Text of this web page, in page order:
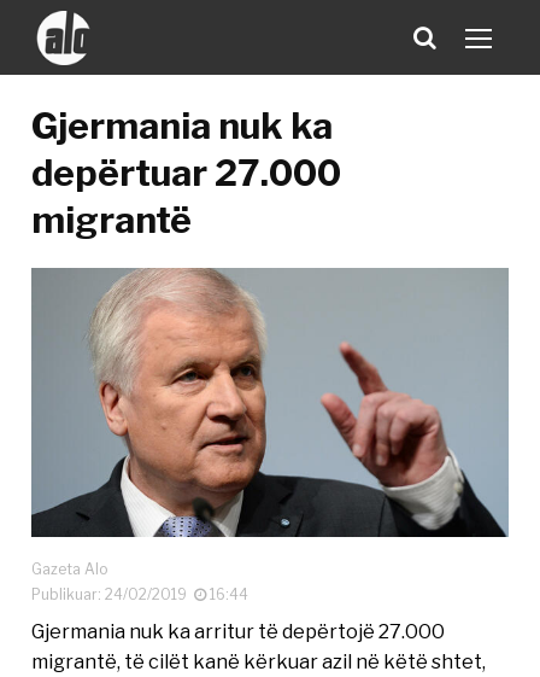
Gjermania nuk ka
depërtuar 27.000
migrantë
Gazeta Alo
Publikuar: 24/02/2019
16:44
Gjermania nuk ka arritur të depërtojë 27.000
migrantë, të cilët kanë kërkuar azil në këtë shtet,